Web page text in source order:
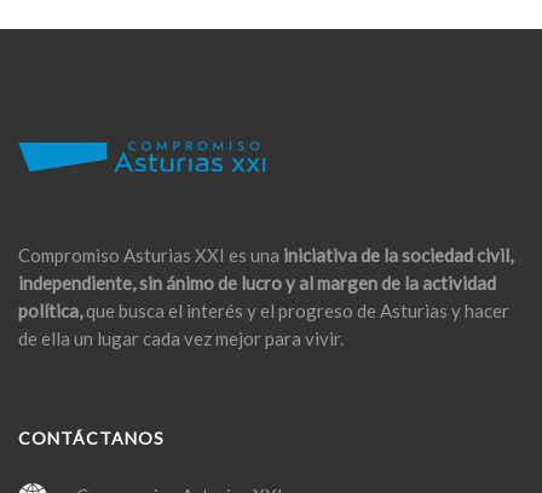
Compromiso Asturias XXI es una iniciativa de la sociedad civil,
independiente, sin ánimo de lucro y al margen de la actividad
política,que busca el interés y el progreso de Asturias y hacer
de ella un lugar cada vez mejor para vivir.
CONTÁCTANOS